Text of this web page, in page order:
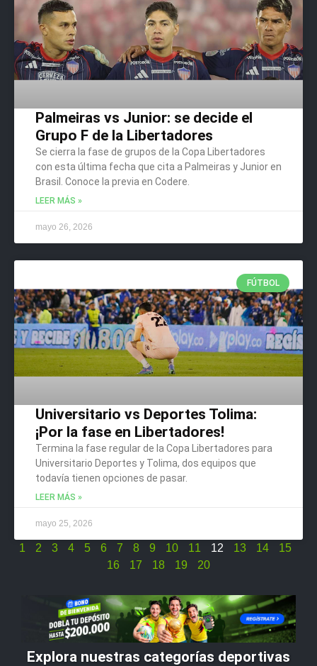
Palmeiras vs Junior: se decide el
Grupo F de la Libertadores
Se cierra la fase de grupos de la Copa Libertadores
con esta última fecha que cita a Palmeiras y Junior en
Brasil. Conoce la previa en Codere.
LEER MÁS »
mayo 26, 2026
FÚTBOL
Universitario vs Deportes Tolima:
¡Por la fase en Libertadores!
Termina la fase regular de la Copa Libertadores para
Universitario Deportes y Tolima, dos equipos que
todavía tienen opciones de pasar.
LEER MÁS »
mayo 25, 2026
1 2 3 4 5 6 7 8 9 10 11 12 13 14
15
16
17 18 19 20
Explora nuestras categorías deportivas